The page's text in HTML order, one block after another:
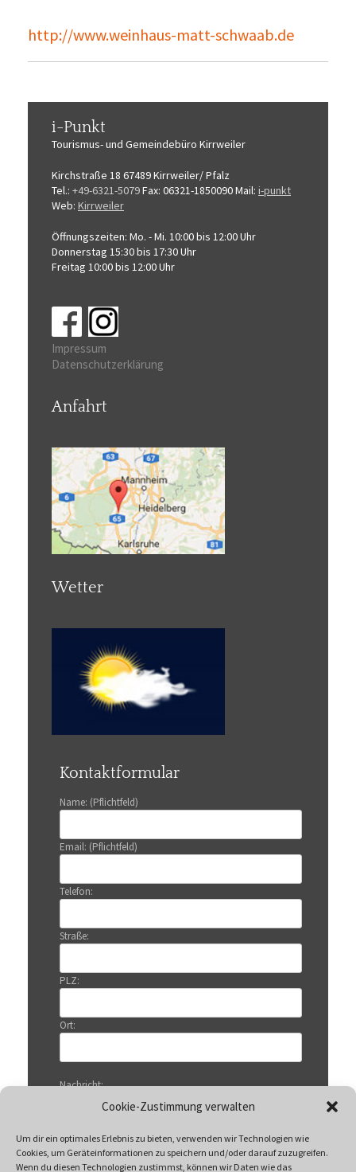
Cookie-Zustimmung verwalten
Um dir ein optimales Erlebnis zu bieten, verwenden wir Technologien wie
Cookies, um Geräteinformationen zu speichern und/oder darauf zuzugreifen.
Wenn du diesen Technologien zustimmst, können wir Daten wie das
http://www.weinhaus-matt-schwaab.de
i-Punkt
Tourismus-und Gemeindebüro Kirrweiler
Kirchstraße 18 67489 Kirrweiler/ Pfalz
Tel.: +49-6321-5079Fax: 06321-1850090Mail: i-punkt
Web: Kirrweiler
Öffnungszeiten: Mo. - Mi. 10:00 bis 12:00 Uhr
Donnerstag 15:30 bis 17:30 Uhr
Freitag 10:00 bis 12:00 Uhr
Impressum
Datenschutzerklärung
Anfahrt
Wetter
Kontaktformular
Name: (Pflichtfeld)
Email: (Pflichtfeld)
Telefon:
Straße:
PLZ:
Ort:
Nachricht: